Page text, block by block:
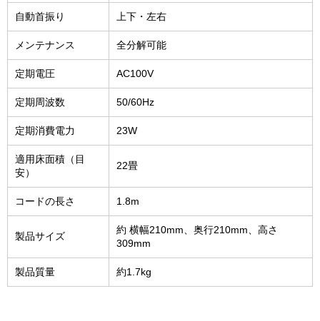
自動首振り 上下・左右
メンテナンス 全分解可能
定期電圧 AC100V
定期周波数 50/60Hz
定期消費電力 23W
適用床面積（目
安）
22畳
コードの長さ 1.8m
製品サイズ
約 横幅210mm、奥行210mm、高さ
309mm
製品質量 約1.7kg